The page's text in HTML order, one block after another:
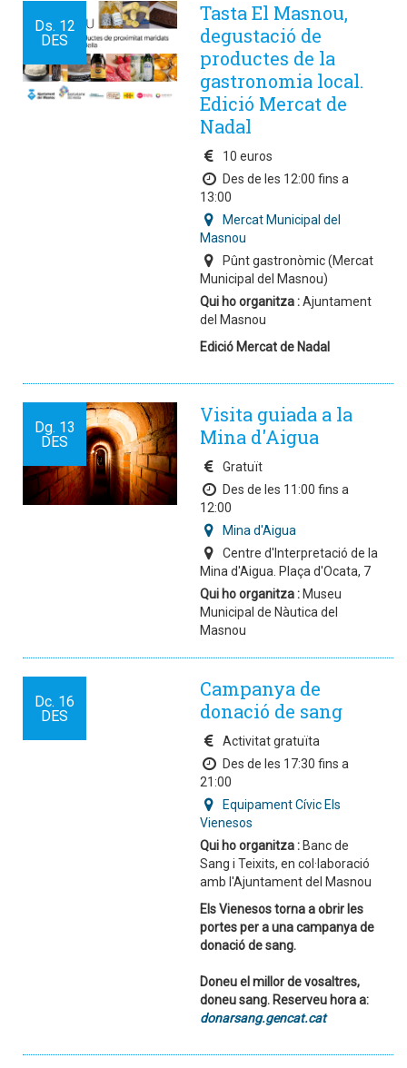
Ds. 12
DES
Tasta El Masnou,
degustació de
productes de la
gastronomia local.
Edició Mercat de
Nadal
10 euros
Des de les 12:00 fins a
13:00
Mercat Municipal del
Masnou
Pûnt gastronòmic (Mercat
Municipal del Masnou)
Qui ho organitza :Ajuntament
del Masnou
Edició Mercat de Nadal
Dg. 13
DES
Visita guiada a la
Mina d'Aigua
Gratuït
Des de les 11:00 fins a
12:00
Mina d'Aigua
Centre d'Interpretació de la
Mina d'Aigua. Plaça d'Ocata, 7
Qui ho organitza : Museu
Municipal de Nàutica del
Masnou
Dc. 16
DES
Campanya de
donació de sang
Activitat gratuïta
Des de les 17:30 fins a
21:00
Equipament Cívic Els
Vienesos
Qui ho organitza : Banc de
Sang i Teixits, en col·laboració
amb l'Ajuntament del Masnou
Els Vienesostorna a obrir les
portes per a una campanya de
donació de sang.
Doneu el millor de vosaltres,
doneu sang. Reserveu hora a:
donarsang.gencat.cat